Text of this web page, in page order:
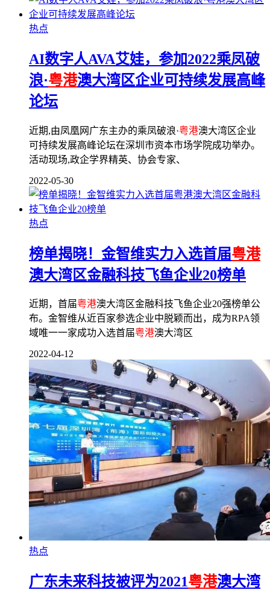
热点
AI数字人AVA艾娃，参加2022乘凤破
浪·粤港澳大湾区企业可持续发展高峰
论坛
近期,由凤凰网广东主办的乘凤破浪·粤港澳大湾区企业
可持续发展高峰论坛在深圳市资本市场学院成功举办。
活动现场,政企学界精英、协会专家、
2022-05-30
热点
榜单揭晓！金智维实力入选首届粤港
澳大湾区金融科技飞鱼企业20榜单
近期，首届粤港澳大湾区金融科技飞鱼企业20强榜单公
布。金智维从近百家参选企业中脱颖而出，成为RPA领
域唯一一家成功入选首届粤港澳大湾区
2022-04-12
热点
广东未来科技被评为2021粤港澳大湾